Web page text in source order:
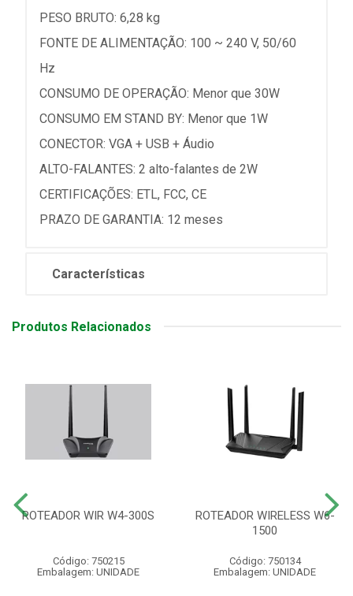
PESO BRUTO: 6,28 kg
FONTE DE ALIMENTAÇÃO: 100 ~ 240 V, 50/60
Hz
CONSUMO DE OPERAÇÃO: Menor que 30W
CONSUMO EM STAND BY: Menor que 1W
CONECTOR: VGA + USB + Áudio
ALTO-FALANTES: 2 alto-falantes de 2W
CERTIFICAÇÕES: ETL, FCC, CE
PRAZO DE GARANTIA: 12 meses
Características
Produtos Relacionados
ROTEADOR WIR W4-300S
Código: 750215
Embalagem: UNIDADE
ROTEADOR WIRELESS W6-
1500
Código: 750134
Embalagem: UNIDADE